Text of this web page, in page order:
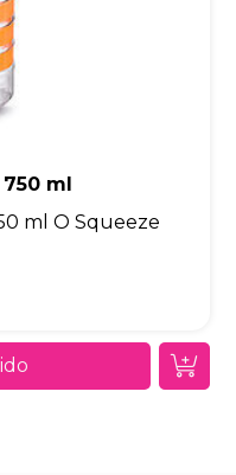
ml
ml O Squeeze